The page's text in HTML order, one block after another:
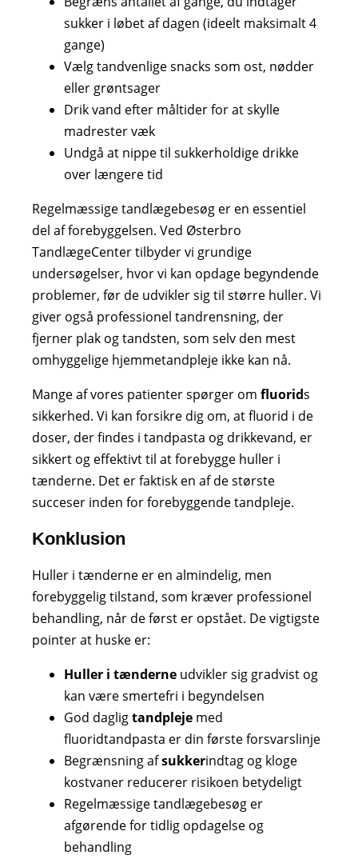
sukker i løbet af dagen (ideelt maksimalt 4
gange)
Vælg tandvenlige snacks som ost, nødder
eller grøntsager
Drik vand efter måltider for at skylle
madrester væk
Undgå at nippe til sukkerholdige drikke
over længere tid
Regelmæssige tandlægebesøg er en essentiel
del af forebyggelsen. Ved Østerbro
TandlægeCenter tilbyder vi grundige
undersøgelser, hvor vi kan opdage begyndende
problemer, før de udvikler sig til større huller. Vi
giver også professionel tandrensning, der
fjerner plak og tandsten, som selv den mest
omhyggelige hjemmetandpleje ikke kan nå.
Mange af vores patienter spørger om fluorids
sikkerhed. Vi kan forsikre dig om, at fluorid i de
doser, der findes i tandpasta og drikkevand, er
sikkert og effektivt til at forebygge huller i
tænderne. Det er faktisk en af de største
succeser inden for forebyggende tandpleje.
Konklusion
Huller i tænderne er en almindelig, men
forebyggelig tilstand, som kræver professionel
behandling, når de først er opstået. De vigtigste
pointer at huske er:
Huller i tænderne udvikler sig gradvist og
kan være smertefri i begyndelsen
God dagligtandpleje med
fluoridtandpasta er din første forsvarslinje
Begrænsning afsukkerindtag og kloge
kostvaner reducerer risikoen betydeligt
Regelmæssige tandlægebesøg er
afgørende for tidlig opdagelse og
behandling